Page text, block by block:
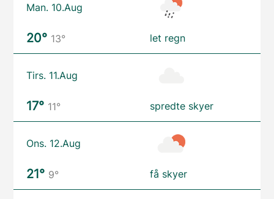
Man. 10.Aug
20° 13° let regn
Tirs. 11.Aug
17° 11° spredte skyer
Ons. 12.Aug
21° 9° få skyer